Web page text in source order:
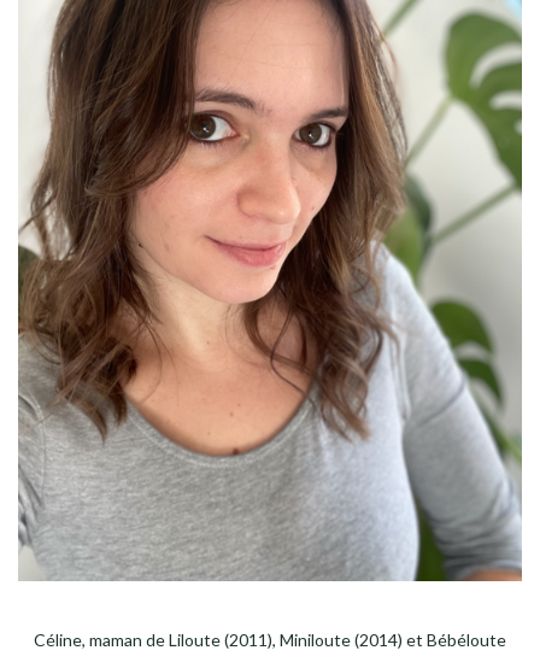
Céline, maman de Liloute (2011), Miniloute (2014) et Bébéloute